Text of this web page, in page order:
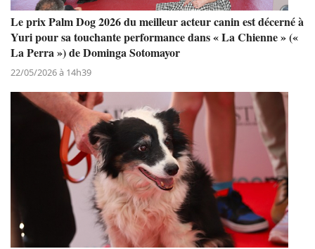
Le prix Palm Dog 2026 du meilleur acteur canin est décerné à
Yuri pour sa touchante performance dans « La Chienne » («
La Perra ») de Dominga Sotomayor
22/05/2026 à 14h39